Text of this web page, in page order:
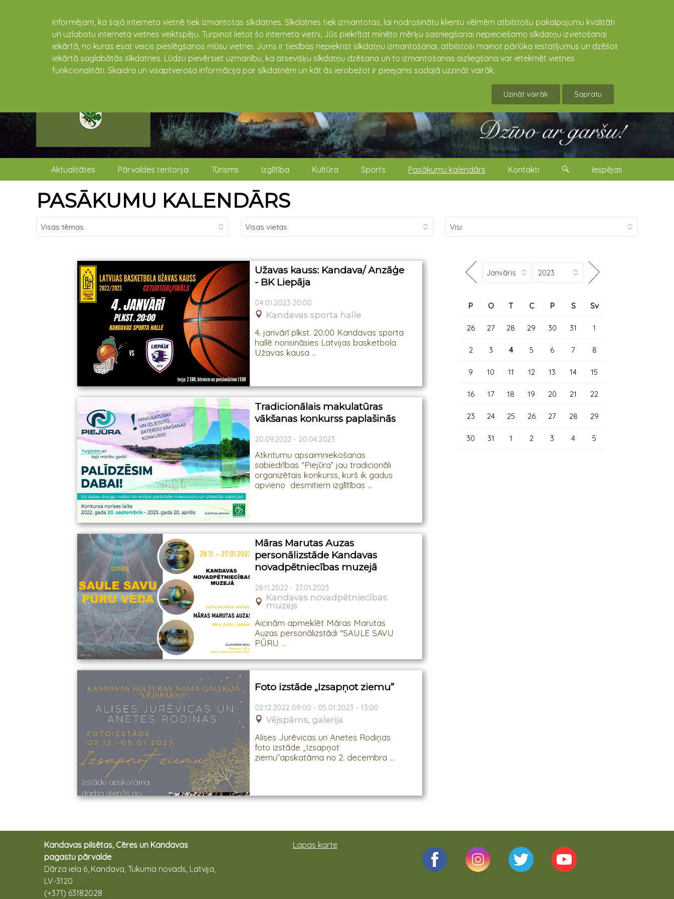
Informējam, ka šajā interneta vietnē tiek izmantotas sīkdatnes. Sīkdatnes tiek izmantotas, lai nodrošinātu klientu vēlmēm atbilstošu pakalpojumu kvalitāti
un uzlabotu interneta vietnes veiktspēju. Turpinot lietot šo interneta vietni, Jūs piekrītat minēto mērķu sasniegšanai nepieciešamo sīkdatņu izvietošanai
iekārtā, no kuras esat veicis pieslēgšanos mūsu vietnei. Jums ir tiesības nepiekrist sīkdatņu izmantošanai, atbilstoši mainot pārlūka iestatījumus un dzēšot
iekārtā saglabātās sīkdatnes. Lūdzu pievērsiet uzmanību, ka atsevišķu sīkdatņu dzēšana un to izmantošanas aizliegšana var ietekmēt vietnes
funkcionalitāti. Skaidra un visaptveroša informācija par sīkdatnēm un kāt ās ierobežot ir pieejams sadaļā uzzināt vairāk.
Uzināt vairāk Sapratu
Aktualitātes Pārvaldes teritorija Tūrisms Izglītība Kultūra Sports Pasākumu kalendārs Kontakti Iespējas
PASĀKUMU KALENDĀRS
Užavas kauss: Kandava/ Anzāģe
- BK Liepāja
04.01.2023 20:00
Kandavas sporta halle
4. janvārī plkst. 20:00 Kandavas sporta
hallē norisināsies Latvijas basketbola
Užavas kausa ...
Tradicionālais makulatūras
vākšanas konkurss paplašinās
20.09.2022 - 20.04.2023
Atkritumu apsaimniekošanas
sabiedrības “Piejūra” jau tradicionāli
organizētais konkurss, kurš ik gadus
apvieno desmitiem izglītības ...
Māras Marutas Auzas
personālizstāde Kandavas
novadpētniecības muzejā
28.11.2022 - 27.01.2023
Kandavas novadpētniecības
muzejs
Aicinām apmeklēt Māras Marutas
Auzas personālizstādi "SAULE SAVU
PŪRU ...
Foto izstāde „Izsapņot ziemu”
02.12.2022 09:00 - 05.01.2023 - 13:00
Vējspārns, galerija
Alises Jurēvicas un Anetes Rodiņas
foto izstāde „Izsapņot
ziemu”apskatāma no 2. decembra ...
P O T C P S Sv
26 27 28 29 30 31 1
2 3 4 5 6 7 8
9 10 11 12 13 14 15
16 17 18 19 20 21 22
23 24 25 26 27 28 29
30 31 1 2 3 4 5
Kandavas pilsētas, Cēres un Kandavas
pagastu pārvalde
Dārza iela 6, Kandava, Tukuma novads, Latvija,
LV-3120
(+371) 63182028
Lapas karte